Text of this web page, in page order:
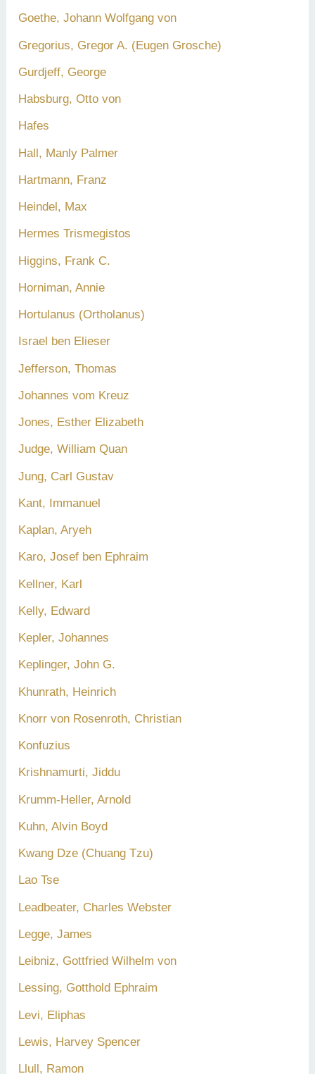
Goethe, Johann Wolfgang von
Gregorius, Gregor A. (Eugen Grosche)
Gurdjeff, George
Habsburg, Otto von
Hafes
Hall, Manly Palmer
Hartmann, Franz
Heindel, Max
Hermes Trismegistos
Higgins, Frank C.
Horniman, Annie
Hortulanus (Ortholanus)
Israel ben Elieser
Jefferson, Thomas
Johannes vom Kreuz
Jones, Esther Elizabeth
Judge, William Quan
Jung, Carl Gustav
Kant, Immanuel
Kaplan, Aryeh
Karo, Josef ben Ephraim
Kellner, Karl
Kelly, Edward
Kepler, Johannes
Keplinger, John G.
Khunrath, Heinrich
Knorr von Rosenroth, Christian
Konfuzius
Krishnamurti, Jiddu
Krumm-Heller, Arnold
Kuhn, Alvin Boyd
Kwang Dze (Chuang Tzu)
Lao Tse
Leadbeater, Charles Webster
Legge, James
Leibniz, Gottfried Wilhelm von
Lessing, Gotthold Ephraim
Levi, Eliphas
Lewis, Harvey Spencer
Llull, Ramon